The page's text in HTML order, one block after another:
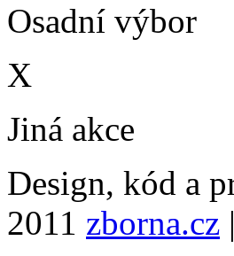
Osadní výbor
X
Jiná akce
Design, kód a
2011 zborna.cz |